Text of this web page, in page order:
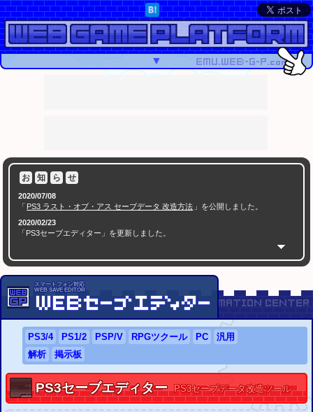
▼
お 知 ら せ
2020/07/08
「 PS3 ラスト・オブ・アス セーブデータ 改造方法 」を公開しました。
2020/02/23
「PS3セーブエディター」を更新しました。
( 500KB以上の場合はバイナリデータを非表示化させることでブラウザーの動作が軽くなりました
「PS3セーブエディター」を更新しました。
( バイオハザード HD／0／4、ファイナルファンタジーX／X-2 に対応しました )
2020/01/05
「PS1セーブデータ改造解析掲示板」を公開しました。
2020/01/05
「PS2セーブデータ改造解析掲示板」を公開しました。
2019/08/20
」を公開しました。
2019/08/20
「PS2関連ツール・PS2セーブデータ改造情報」を公開しました。
スマートフォン対応
WEB SAVE EDITOR
PS3/4 PS1/2 PSP/V RPGツクール PC
汎用
解析
掲示板
PS3セーブエディター PS3セーブデータ改造ツール